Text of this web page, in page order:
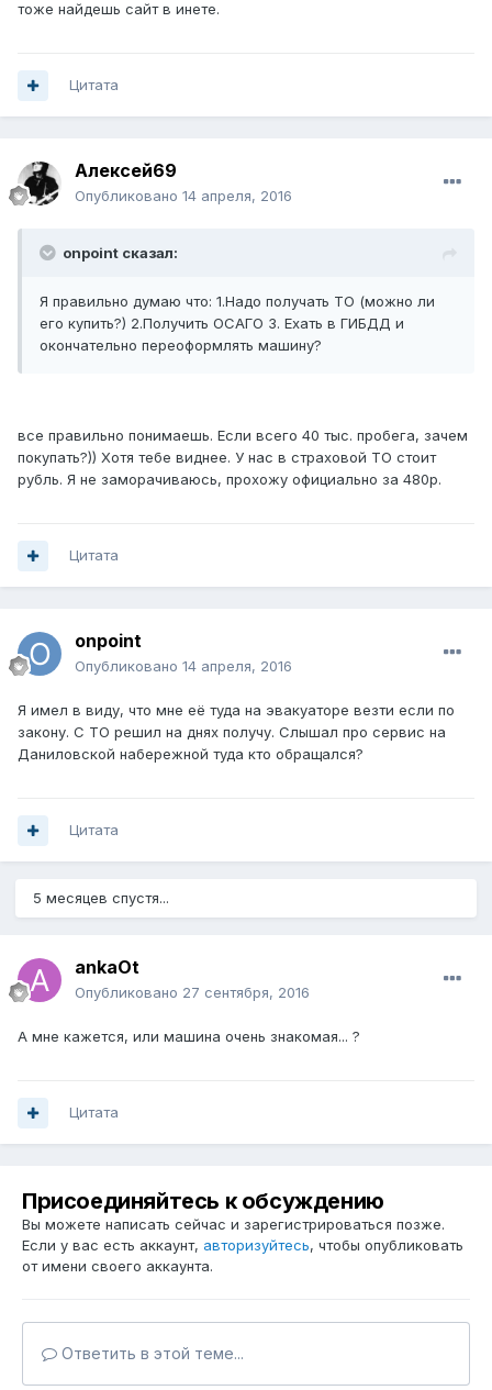
тоже найдешь сайт в инете.
Цитата
Алексей69
Опубликовано 14 апреля, 2016
onpoint сказал:
Я правильно думаю что: 1.Надо получать ТО (можно ли
его купить?) 2.Получить ОСАГО 3. Ехать в ГИБДД и
окончательно переоформлять машину?
все правильно понимаешь. Если всего 40 тыс. пробега, зачем
покупать?)) Хотя тебе виднее. У нас в страховой ТО стоит
рубль. Я не заморачиваюсь, прохожу официально за 480р.
Цитата
onpoint
Опубликовано 14 апреля, 2016
Я имел в виду, что мне её туда на эвакуаторе везти если по
закону. С ТО решил на днях получу. Слышал про сервис на
Даниловской набережной туда кто обращался?
Цитата
5 месяцев спустя...
ankaOt
Опубликовано 27 сентября, 2016
А мне кажется, или машина очень знакомая... ?
Цитата
Присоединяйтесь к обсуждению
Вы можете написать сейчас и зарегистрироваться позже.
Если у вас есть аккаунт, авторизуйтесь, чтобы опубликовать
от имени своего аккаунта.
Ответить в этой теме...